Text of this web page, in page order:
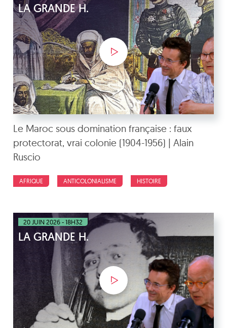
LA GRANDE H.
Le Maroc sous domination française : faux
protectorat, vrai colonie (1904-1956) | Alain
Ruscio
AFRIQUE ANTICOLONIALISME HISTOIRE
20 JUIN 2026 - 18H32
LA GRANDE H.